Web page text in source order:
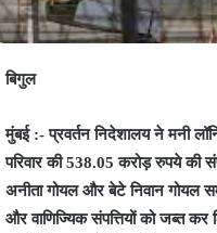
बिगुल
मुंबई :- प्रवर्तन निदेशालय ने मनी
परिवार की 538.05 करोड़ रुपये की
अनीता गोयल और बेटे निवान गोयल
और वाणिज्यिक संपत्तियों को जब्त